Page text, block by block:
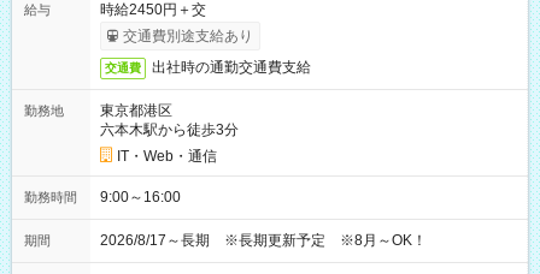
給与
時給2450円＋交
交通費別途支給あり
交通費 出社時の通勤交通費支給
勤務地
東京都港区
六本木駅から徒歩3分
IT・Web・通信
勤務時間 9:00～16:00
期間 2026/8/17～長期 ※長期更新予定 ※8月～OK！